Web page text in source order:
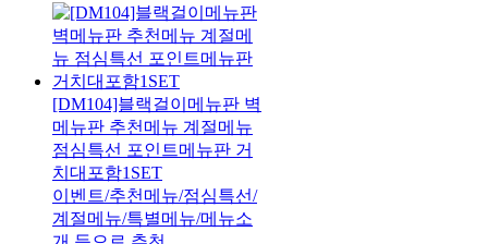
[DM104]블랙걸이메뉴판 벽
메뉴판 추천메뉴 계절메뉴
점심특선 포인트메뉴판 거
치대포함1SET
이벤트/추천메뉴/점심특선/
계절메뉴/특별메뉴/메뉴소